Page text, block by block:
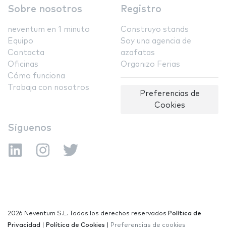
Sobre nosotros
neventum en 1 minuto
Equipo
Contacta
Oficinas
Cómo funciona
Trabaja con nosotros
Registro
Construyo stands
Soy una agencia de
azafatas
Organizo Ferias
Preferencias de
Cookies
Síguenos
2026 Neventum S.L. Todos los derechos reservados Política de
Privacidad
Política de Cookies Preferencias de cookies